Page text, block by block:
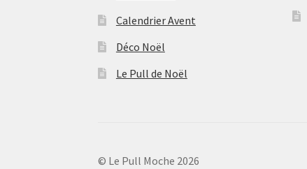
Calendrier Avent
Déco Noël
Le Pull de Noël
© Le Pull Moche 2026